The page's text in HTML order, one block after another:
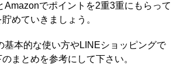
Amazonでポイントを2重3重にもらって
めていきましょう。
基本的な使い方やLINEショッピングで
まとめを参考にして下さい。